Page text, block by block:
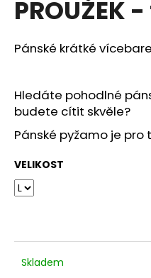
PROUŽEK
Pánské krátké
Hledáte pohodlné
budete cítit skvěle?
Pánské pyžamo je
VELIKOST
Skladem
a
í
?
o
p